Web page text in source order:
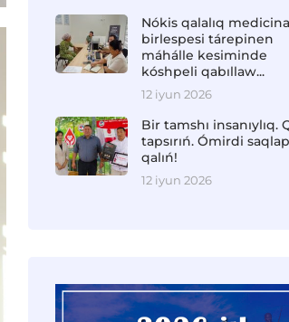
Nókis qalalıq medicina
birlespesi tárepinen
máhálle kesiminde
kóshpeli qabıllaw...
12 iyun 2026
Bir tamshı insanıylıq.
tapsırıń. Ómirdi saqlap
qalıń!
12 iyun 2026